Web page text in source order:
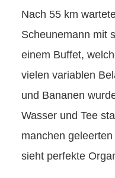
Nach 55 km
Scheunemann mit
einem Buffet,
vielen variablen
und Bananen
Wasser und Tee
manchen
sieht perfekte